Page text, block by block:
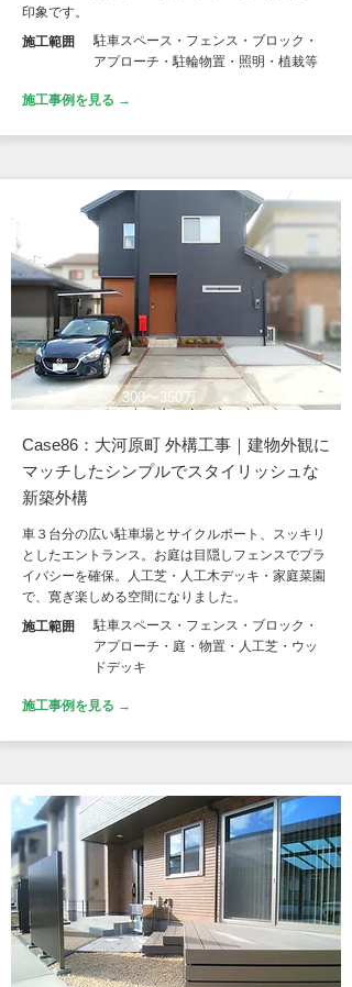
印象です。
施工範囲
駐車スペース・フェンス・ブロック・
アプローチ・駐輪物置・照明・植栽等
施工事例を見る →
新築 300〜350万
Case86：大河原町 外構工事｜建物外観に
マッチしたシンプルでスタイリッシュな
新築外構
車３台分の広い駐車場とサイクルポート、スッキリ
としたエントランス。お庭は目隠しフェンスでプラ
イバシーを確保。人工芝・人工木デッキ・家庭菜園
で、寛ぎ楽しめる空間になりました。
施工範囲
駐車スペース・フェンス・ブロック・
アプローチ・庭・物置・人工芝・ウッ
ドデッキ
施工事例を見る →